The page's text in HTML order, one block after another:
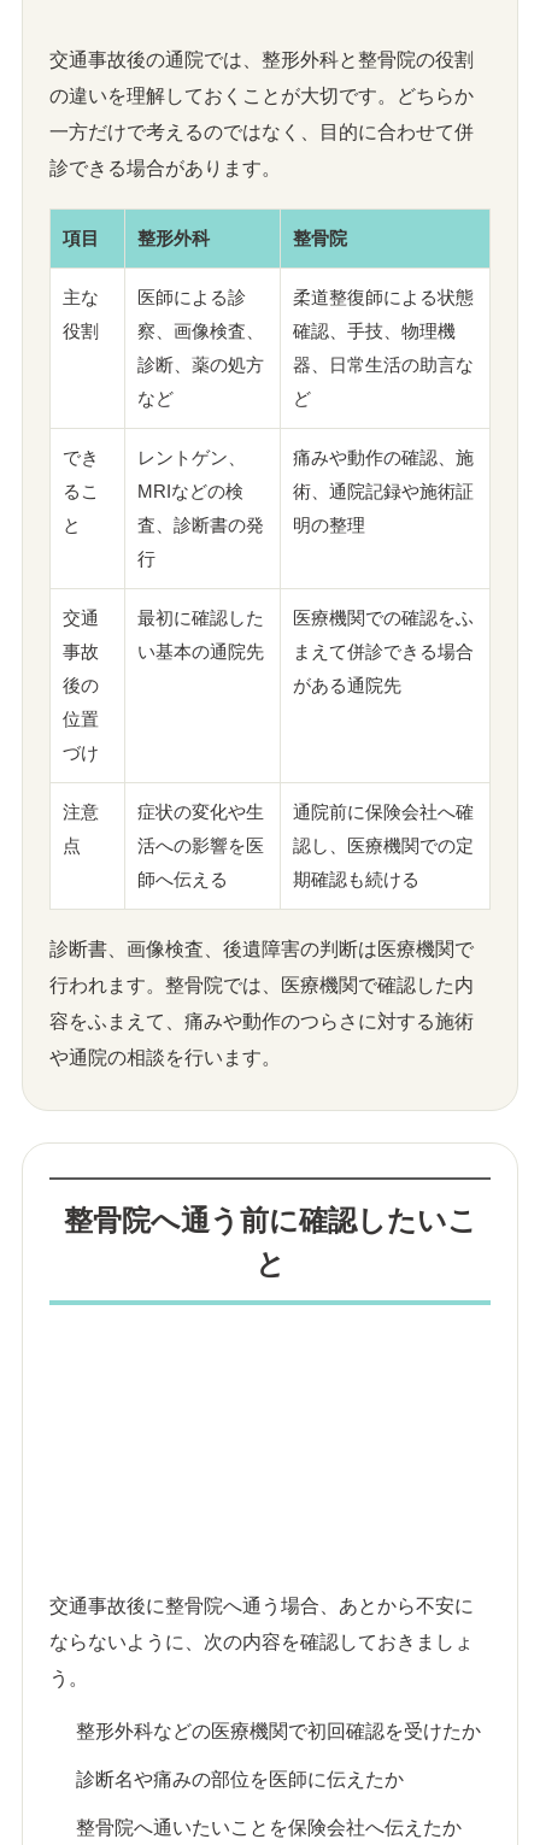
交通事故後の通院では、整形外科と整骨院の役割
の違いを理解しておくことが大切です。どちらか
一方だけで考えるのではなく、目的に合わせて併
診できる場合があります。
項目 整形外科 整骨院
主な
役割
医師による診
察、画像検査、
診断、薬の処方
など
柔道整復師による状態
確認、手技、物理機
器、日常生活の助言な
ど
でき
るこ
と
レントゲン、
MRIなどの検
査、診断書の発
行
痛みや動作の確認、施
術、通院記録や施術証
明の整理
交通
事故
後の
位置
づけ
最初に確認した
い基本の通院先
医療機関での確認をふ
まえて併診できる場合
がある通院先
注意
点
症状の変化や生
活への影響を医
師へ伝える
通院前に保険会社へ確
認し、医療機関での定
期確認も続ける
診断書、画像検査、後遺障害の判断は医療機関で
行われます。整骨院では、医療機関で確認した内
容をふまえて、痛みや動作のつらさに対する施術
や通院の相談を行います。
整骨院へ通う前に確認したいこ
と
交通事故後に整骨院へ通う場合、あとから不安に
ならないように、次の内容を確認しておきましょ
う。
整形外科などの医療機関で初回確認を受けたか
診断名や痛みの部位を医師に伝えたか
整骨院へ通いたいことを保険会社へ伝えたか